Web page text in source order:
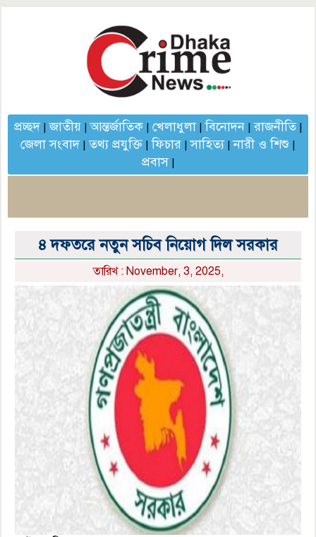
প্রচ্ছদ|জাতীয়|আন্তর্জাতিক| খেলাধুলা|বিনোদন|রাজনীতি|
জেলা সংবাদ|তথ্য প্রযুক্তি |ফিচার |সাহিত্য|নারী ও শিশু |
প্রবাস|
৪ দফতরে নতুন সচিব নিয়োগ দিল সরকার
তারিখ : November, 3, 2025,